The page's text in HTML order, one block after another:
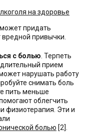
на здоровье
может придать
привычки.
с болью . Терпеть
прием
нарушать работу
снимать боль
пить меньше
облегчить
физиотерапия. Эти и
болью [2].